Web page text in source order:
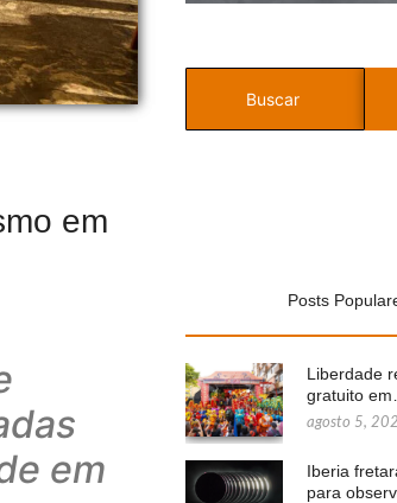
em
em
Posts
Liberdade
gratuito
agosto 5,
Iberia
para